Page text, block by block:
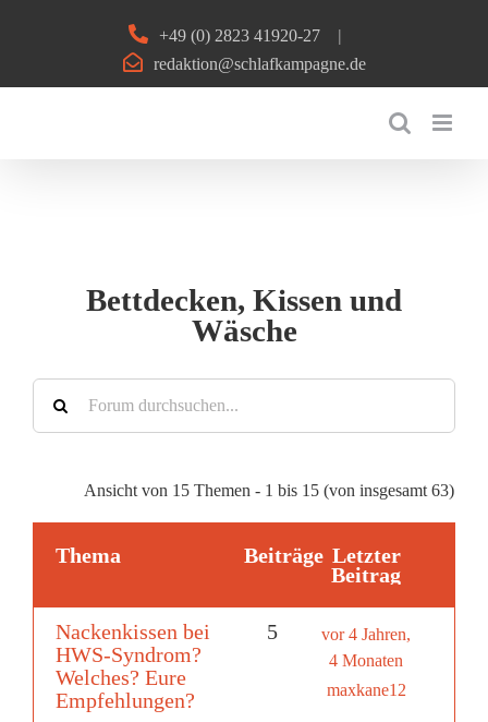
+49 (0) 2823 41920-27
|
redaktion@schlafkampagne.de
Bettdecken, Kissen und
Wäsche
Ansicht von 15 Themen - 1 bis 15 (von insgesamt 63)
Thema Beiträge Letzter
Beitrag
Nackenkissen bei
HWS-Syndrom?
Welches? Eure
Empfehlungen?
5
vor 4 Jahren,
4 Monaten
maxkane12